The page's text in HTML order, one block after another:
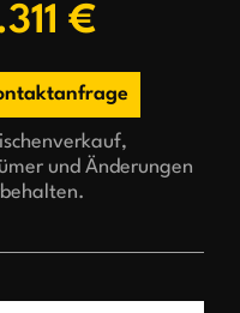
€
und Änderungen